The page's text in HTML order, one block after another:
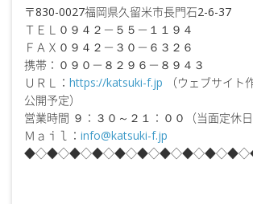
〒830-0027福岡県久留米市長門石2-6-37
ＴＥＬ０９４２－５５－１１９４
ＦＡＸ０９４２－３０－６３２６
携帯：０９０－８２９６－８９４３
ＵＲＬ： https://katsuki-f.jp （ウェブサイト
公開予定）
営業時間 ９：３０～２１：００（当面定休日
Ｍａｉｌ： info@katsuki-f.jp